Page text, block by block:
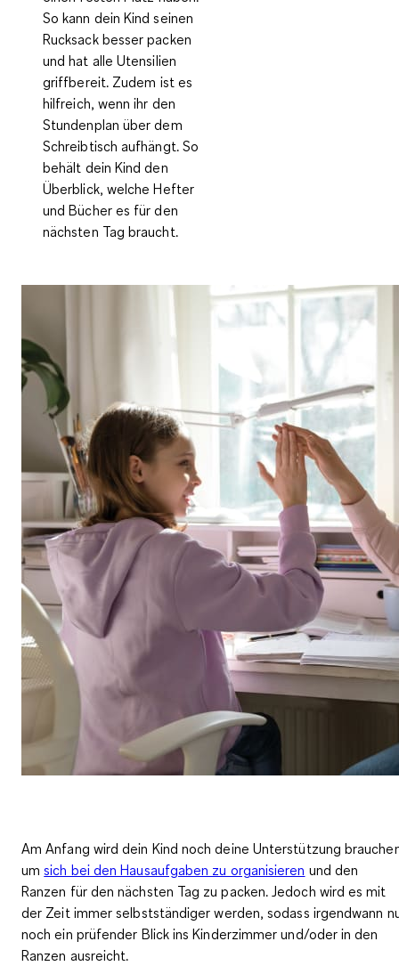
So kann dein Kind seinen
Rucksack besser packen
und hat alle Utensilien
griffbereit. Zudem ist es
hilfreich, wenn ihr den
Stundenplan über dem
Schreibtisch aufhängt. So
behält dein Kind den
Überblick, welche Hefter
und Bücher es für den
nächsten Tag braucht.
Am Anfang wird dein Kind noch deine Unterstützung
umsich bei den Hausaufgaben zu organisieren und den
Ranzen für den nächsten Tag zu packen. Jedoch wird es mit
der Zeit immer selbstständiger werden, sodass irgendwann
noch ein prüfender Blick ins Kinderzimmer und/oder in den
Ranzen ausreicht.